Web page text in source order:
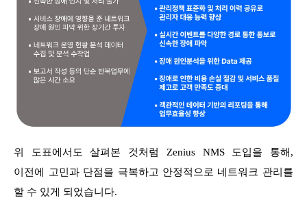
위 도표에서도 살펴본 것처럼 Zenius NMS 도입을 통해,
이전에 고민과 단점을 극복하고 안정적으로 네트워크 관리를
할 수 있게 되었습니다.